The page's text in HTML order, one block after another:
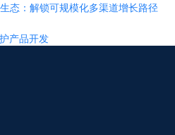
态：解锁可规模化多渠道增长路径
产品开发